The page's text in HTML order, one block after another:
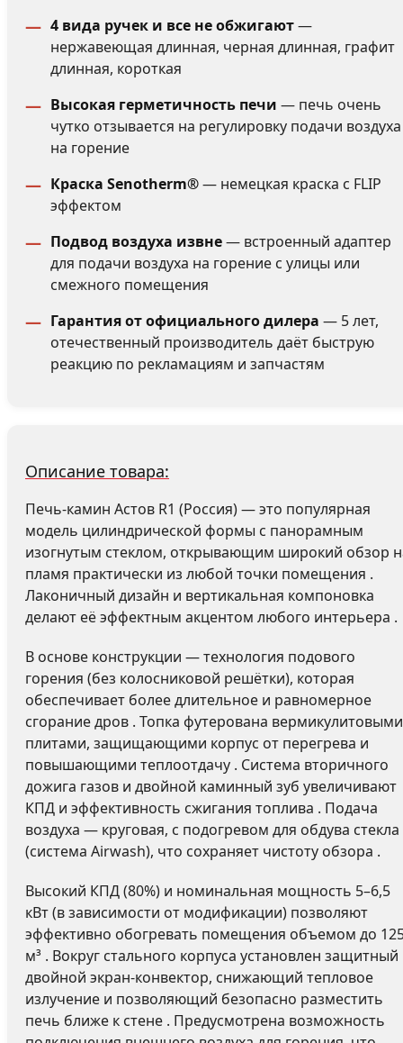
4 вида ручек и все не обжигают—
нержавеющая длинная, черная длинная, графит
длинная, короткая
Высокая герметичность печи — печь очень
чутко отзывается на регулировку подачи воздуха
на горение
Краска Senotherm®— немецкая краска с FLIP
эффектом
Подвод воздуха извне— встроенный адаптер
для подачи воздуха на горение с улицы или
смежного помещения
Гарантия от официального дилера — 5 лет,
отечественный производитель даёт быструю
реакцию по рекламациям и запчастям
Описание товара:
Печь-камин Астов R1 (Россия) — это популярная
модель цилиндрической формы с панорамным
изогнутым стеклом, открывающим широкий обзор
пламя практически из любой точки помещения .
Лаконичный дизайн и вертикальная компоновка
делают её эффектным акцентом любого интерьера .
В основе конструкции — технология подового
горения (без колосниковой решётки), которая
обеспечивает более длительное и равномерное
сгорание дров . Топка футерована вермикулитовыми
плитами, защищающими корпус от перегрева и
повышающими теплоотдачу . Система вторичного
дожига газов и двойной каминный зуб увеличивают
КПД и эффективность сжигания топлива . Подача
воздуха — круговая, с подогревом для обдува стекла
(система Airwash), что сохраняет чистоту обзора .
Высокий КПД (80%) и номинальная мощность 5–6,5
кВт (в зависимости от модификации) позволяют
эффективно обогревать помещения объемом до
м³ . Вокруг стального корпуса установлен защитный
двойной экран-конвектор, снижающий тепловое
излучение и позволяющий безопасно разместить
печь ближе к стене . Предусмотрена возможность